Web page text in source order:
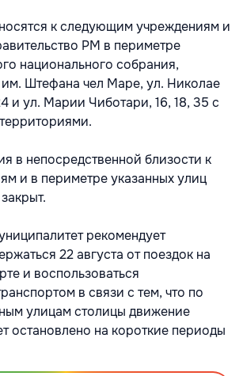
к следующим учреждениям и
РМ в периметре
национального собрания,
им. Штефана чел Маре, ул. Николае
и ул. Марии Чиботари, 16, 18, 35 с
в непосредственной близости к
и в периметре указанных улиц
рекомендует
22 августа от поездок на
и воспользоваться
в связи с тем, что по
улицам столицы движение
остановлено на короткие периоды